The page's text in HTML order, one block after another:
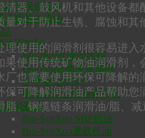
环保齿轮油
冲程舷外机油
油添加剂
Bio-Plus汽油添加剂
Bio-Power柴油添加剂
冬季柴油添加剂
船舶和工业燃油调节剂
性能机油
Bio-SynXtra SHP机油
Bio-SynXtra重载机油
清器、鼓风机和其他设备都
量对于防止生锈、腐蚀和其
理使用的润滑剂很容易进入
果使用传统矿物油润滑剂，
厂也需要使用环保可降解的
保可降解润滑油产品帮助您
脂、钢缆链条润滑油/脂、